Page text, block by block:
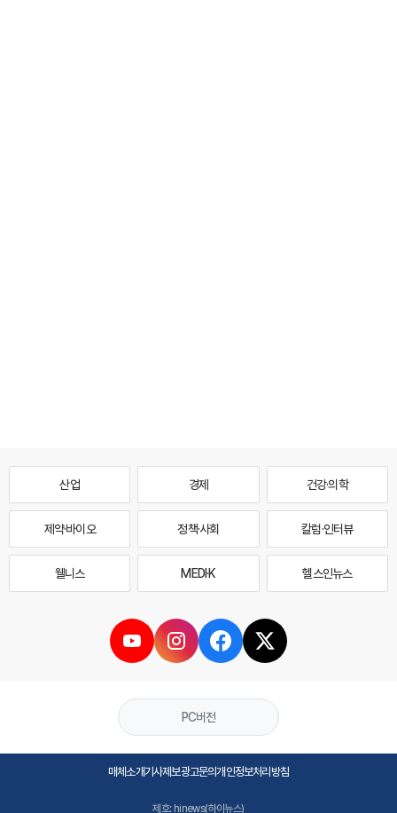
산업 경제 건강·의학
제약·바이오 정책·사회 칼럼·인터뷰
웰니스 MEDI·K 헬스인뉴스
PC버전
매체소개기사제보광고문의개인정보처리방침
제호: hinews(하이뉴스)